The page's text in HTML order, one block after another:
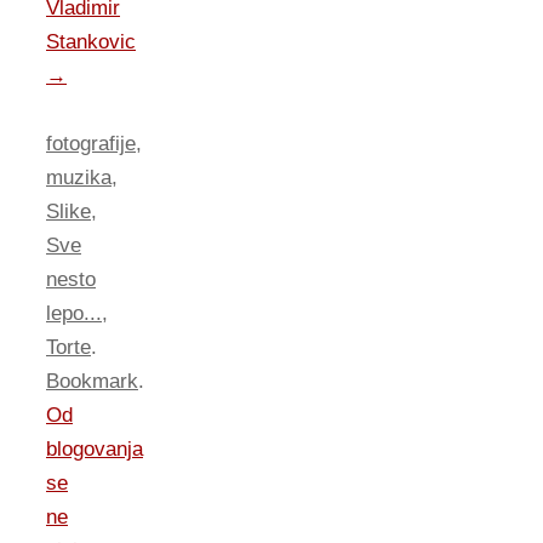
Vladimir
Stankovic
→
fotografije,
muzika,
Slike,
Sve
nesto
lepo...,
Torte.
Bookmark.
Od
blogovanja
se
ne